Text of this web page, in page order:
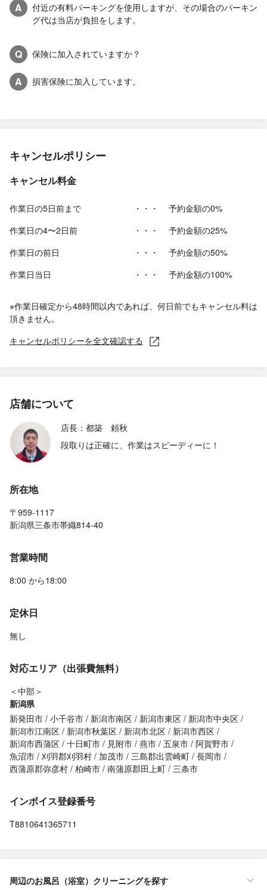
A
付近の有料パーキングを使用しますが、その場合のパーキン
グ代は当店が負担をします。
Q 保険に加入されていますか？
A 損害保険に加入しています。
キャンセルポリシー
キャンセル料金
作業日の5日前まで ・・・
予約金額の0%
作業日の4〜2日前
・・・
予約金額の25%
作業日の前日
・・・
予約金額の50%
作業日当日
・・・ 予約金額の100%
※作業日確定から48時間以内であれば、何日前でもキャンセル料は
頂きません。
キャンセルポリシーを全文確認する
店舗について
店長：都築 頼秋
段取りは正確に、作業はスピーディーに！
所在地
〒959-1117
新潟県三条市帯織814-40
営業時間
8:00 から18:00
定休日
無し
対応エリア（出張費無料）
＜中部＞
新潟県
新発田市 小千谷市 新潟市南区 新潟市東区
新潟市中央区
新潟市江南区
新潟市秋葉区 新潟市北区
新潟市西区
新潟市西蒲区 十日町市 見附市 燕市 五泉市 阿賀野市
魚沼市 刈羽郡刈羽村 加茂市 三島郡出雲崎町 長岡市
西蒲原郡弥彦村 柏崎市 南蒲原郡田上町 三条市
インボイス登録番号
T8810641365711
周辺のお風呂（浴室）クリーニングを探す